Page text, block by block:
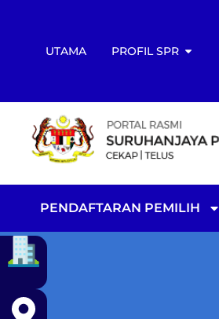
UTAMA PROFIL SPR
PENDAFTARAN PEMILIH